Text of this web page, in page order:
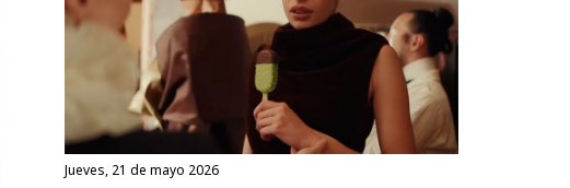
jueves, 21 de mayo 2026